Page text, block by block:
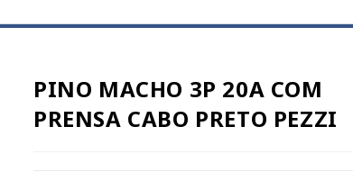
PINO MACHO 3P 20A COM
PRENSA CABO PRETO PEZZI